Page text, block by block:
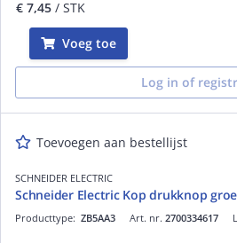
€ 7,45 / STK
Voeg toe
Log in of
Toevoegen aan bestellijst
SCHNEIDER ELECTRIC
Schneider Electric Kop drukknop
Art. nr. 2700334617
Producttype: ZB5AA3